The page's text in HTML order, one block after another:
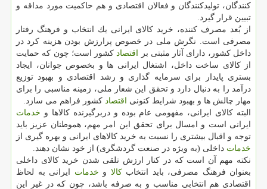
كنندگان، تولیدكنندگان و فعالان اقتصادی و هم حاكمیت مورد مداقه و
تبیین قرار گیرد.
از بُعد مصرف كننده، خرید كالای ایرانی یك انتخاب و فرهنگ رفتار
مصرفی است. نگرش ملی در خصوص پرارزش بودن هزینه كرد در
داخل كشور، دارای آثار مثبتی بر اقتصاد كشور است؛ چون كه حمایت
از كالای ساخت داخل، اشتغال ایرانی ها و بخصوص جوانان، ایجاد
بستری پایدار برای سرمایه گذاری و رشد اقتصادی و بهبود توزیع
درآمد را به دنبال دارد و تحقق این شعار ملی، زمینه مناسبی را برای
مهار چالش ها و بهبود شرایط كنونی اقتصاد كشور فراهم می سازد.
البته كالای ایرانی، مفهومی عام بوده و دربرگیرنده كالاها و خدمات
ایرانی است و امسال برای تحقق این امر مهم، هموطنان عزیز باید
توجه و اقبال بیشتری را نسبت به خرید كالاهای ایرانی و بهره گیری از
خدمات داخلی (به ویژه در صنعت گردشگری) از خود نشان دهند.
نكته مهم آن است كه در كنار ارزش تلقی شدن خرید كالای داخلی
بعنوان فرهنگ مصرفی، باید انتخابكالا و خدمات ایرانی به لحاظ
اقتصادی هم انتخابی مناسب و به صرفه باشد، چون كه در غیر این